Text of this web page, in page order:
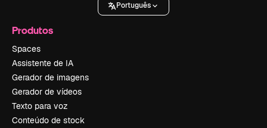
Português
Produtos
Spaces
Assistente de IA
Gerador de imagens
Gerador de vídeos
Texto para voz
Conteúdo de stock